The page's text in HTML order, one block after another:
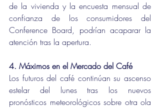
de la vivienda y la encuesta mensual de
confianza de los consumidores del
Conference Board, podrían acaparar la
atención tras la apertura.
4. Máximos en el Mercado del Café
Los futuros del café continúan su ascenso
estelar del lunes tras los nuevos
pronósticos meteorológicos sobre otra ola